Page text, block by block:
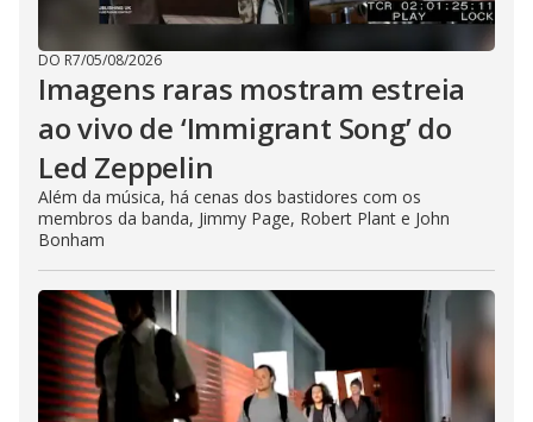
DO R7/05/08/2026
Imagens raras mostram estreia
ao vivo de ‘Immigrant Song’ do
Led Zeppelin
Além da música, há cenas dos bastidores com os
membros da banda, Jimmy Page, Robert Plant e John
Bonham